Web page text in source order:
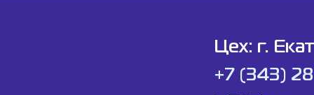
Цех: г.
+7 (343)